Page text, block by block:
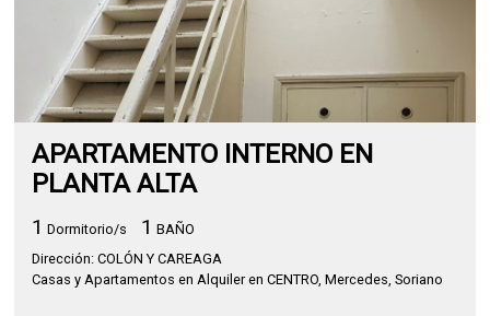
APARTAMENTO INTERNO EN
PLANTA ALTA
1 Dormitorio/s 1 BAÑO
Dirección: COLÓN Y CAREAGA
Casas y Apartamentos en Alquiler en CENTRO, Mercedes, Soriano